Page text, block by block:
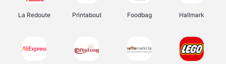
La Redoute Printabout Foodbag Hallmark